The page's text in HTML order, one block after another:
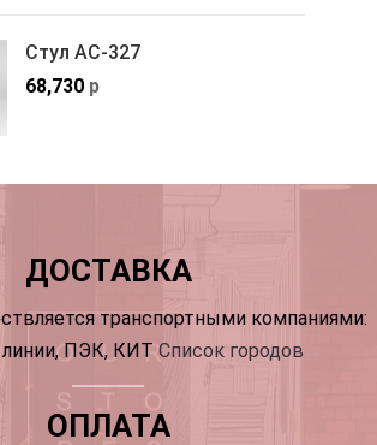
Стул АС-327
68,730 р
ДОСТАВКА
транспортными компаниями:
ПЭК, КИТ Список городов
ОПЛАТА